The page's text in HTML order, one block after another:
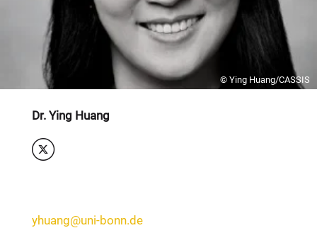
© Ying Huang/CASSIS
Dr. Ying Huang
yhuang@uni-bonn.de